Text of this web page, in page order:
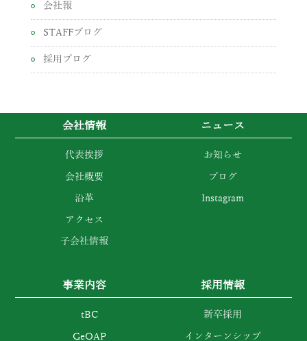
会社報
STAFFブログ
採用ブログ
会社情報
代表挨拶
会社概要
沿革
アクセス
子会社情報
ニュース
お知らせ
ブログ
Instagram
事業内容
tBC
GeOAP
採用情報
新卒採用
インターンシップ